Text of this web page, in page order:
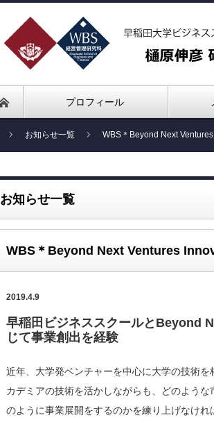
プロフィール
お知らせ一覧 WBS＊Beyond Next
お知らせ一覧
WBS＊Beyond Next Ventures
2019.4.9
早稲田ビジネススクールとBeyond
じて事業創出を経験
近年、大学発ベンチャーを中心に大学の技術
カデミアの技術を活かしながらも、どのよう
のように事業展開をするのかを練り上げなけれ